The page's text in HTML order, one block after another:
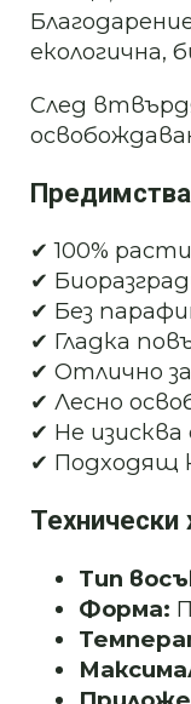
екологична,
След
✔ 100%
✔
✔ Без
✔ Гладка
✔ Отлично
✔ Лесно
✔ Не изисква
✔ Подходящ
Технически
Тип
Форма: